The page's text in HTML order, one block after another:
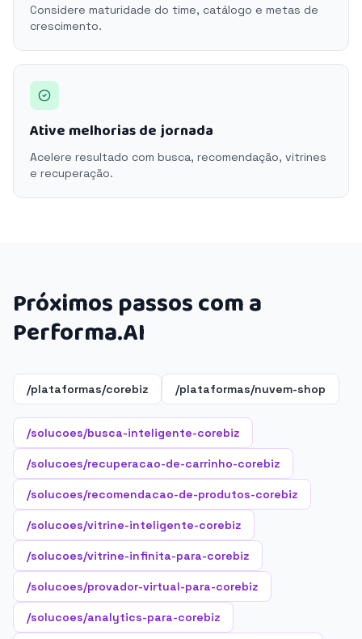
Considere maturidade do time, catálogo e metas de
crescimento.
Ative melhorias de jornada
Acelere resultado com busca, recomendação, vitrines
e recuperação.
Próximos passos com a
Performa.AI
/plataformas/corebiz /plataformas/nuvem-shop
/solucoes/busca-inteligente-corebiz
/solucoes/recuperacao-de-carrinho-corebiz
/solucoes/recomendacao-de-produtos-corebiz
/solucoes/vitrine-inteligente-corebiz
/solucoes/vitrine-infinita-para-corebiz
/solucoes/provador-virtual-para-corebiz
/solucoes/analytics-para-corebiz